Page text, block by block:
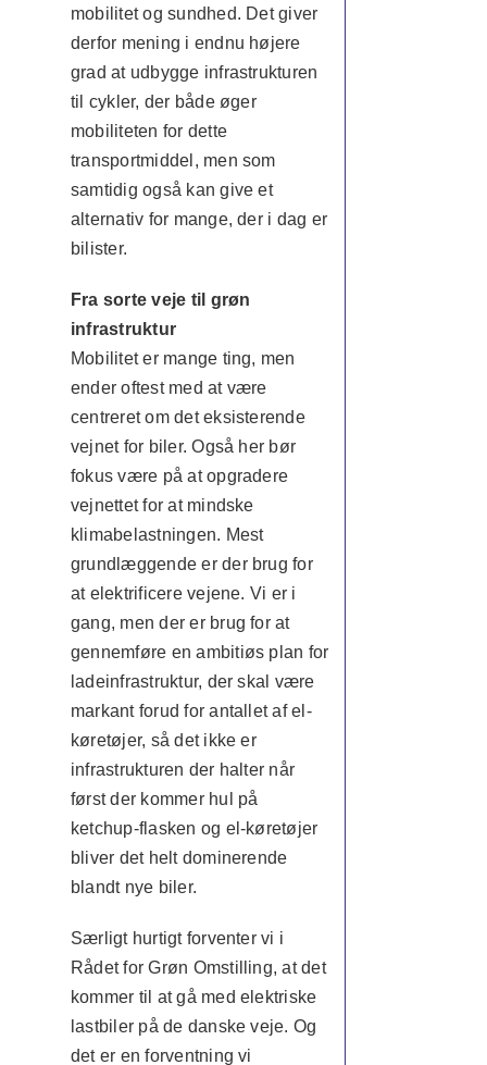
mobilitet og sundhed. Det giver
derfor mening i endnu højere
grad at udbygge infrastrukturen
til cykler, der både øger
mobiliteten for dette
transportmiddel, men som
samtidig også kan give et
alternativ for mange, der i dag er
bilister.
Fra sorte veje til grøn
infrastruktur
Mobilitet er mange ting, men
ender oftest med at være
centreret om det eksisterende
vejnet for biler. Også her bør
fokus være på at opgradere
vejnettet for at mindske
klimabelastningen. Mest
grundlæggende er der brug for
at elektrificere vejene. Vi er i
gang, men der er brug for at
gennemføre en ambitiøs plan for
ladeinfrastruktur, der skal være
markant forud for antallet af el-
køretøjer, så det ikke er
infrastrukturen der halter når
først der kommer hul på
ketchup-flasken og el-køretøjer
bliver det helt dominerende
blandt nye biler.
Særligt hurtigt forventer vi i
Rådet for Grøn Omstilling, at det
kommer til at gå med elektriske
lastbiler på de danske veje. Og
det er en forventning vi